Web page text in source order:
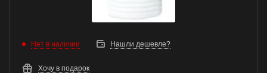
Нет в наличии Нашли дешевле?
Хочу в подарок